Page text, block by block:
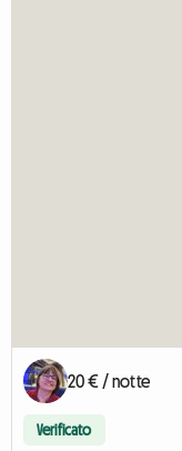
20 € / notte
Verificato